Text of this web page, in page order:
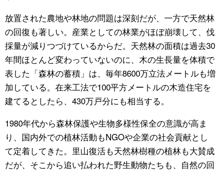
放置された農地や林地の問題は深刻だが、一方で天然林
の回復も著しい。産業としての林業がほぼ崩壊して、伐
採量が減りつづけているからだ。天然林の面積は過去30
年間ほとんど変わっていないのに、木の生長量を体積で
表した「森林の蓄積」は、毎年8600万立法メートルも増
加している。在来工法で100平方メートルの木造住宅を
建てるとしたら、430万戸分にも相当する。
1980年代から森林保護や生物多様性保全の意識が高ま
り、国内外での植林活動もNGOや企業の社会貢献とし
て定着してきた。里山復活も天然林樹種の植林も大賛成
だが、そこから追い払われた野生動物たちも、自然の回